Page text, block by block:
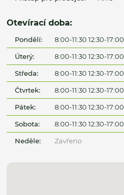
Otevírací doba:
Pondělí: 8:00-11:30 12:30-17:00
Úterý: 8:00-11:30 12:30-17:00
Středa: 8:00-11:30 12:30-17:00
Čtvrtek: 8:00-11:30 12:30-17:00
Pátek: 8:00-11:30 12:30-17:00
Sobota: 8:00-11:30 12:30-17:00
Neděle: Zavřeno